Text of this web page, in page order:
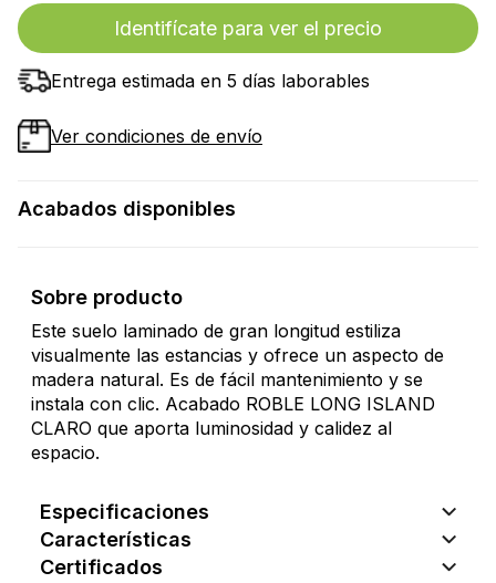
Identifícate para ver el precio
Entrega estimada en 5 días laborables
Ver condiciones de envío
Acabados disponibles
Sobre producto
Este suelo laminado de gran longitud estiliza
visualmente las estancias y ofrece un aspecto de
madera natural. Es de fácil mantenimiento y se
instala con clic. Acabado ROBLE LONG ISLAND
CLARO que aporta luminosidad y calidez al
espacio.
Especificaciones
Características
Certificados